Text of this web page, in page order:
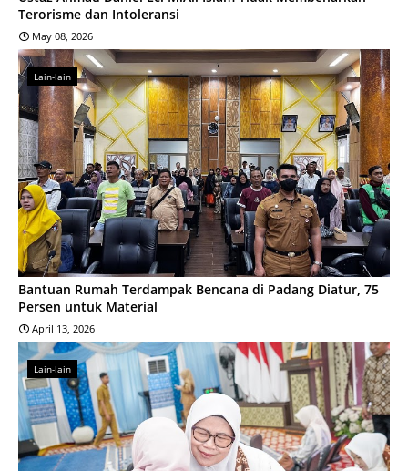
Terorisme dan Intoleransi
May 08, 2026
Lain-lain
Bantuan Rumah Terdampak Bencana di Padang Diatur, 75
Persen untuk Material
April 13, 2026
Lain-lain